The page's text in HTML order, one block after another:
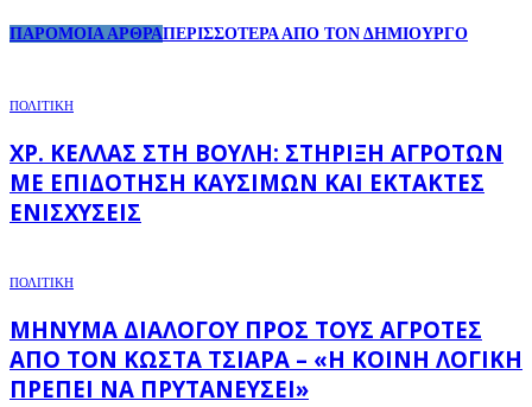
ΠΑΡΟΜΟΙΑ ΑΡΘΡΑΠΕΡΙΣΣΟΤΕΡΑ ΑΠΟ ΤΟΝ ΔΗΜΙΟΥΡΓΟ
ΠΟΛΙΤΙΚΗ
ΧΡ. ΚΈΛΛΑΣ ΣΤΗ ΒΟΥΛΉ: ΣΤΉΡΙΞΗ ΑΓΡΟΤΏΝ
ΜΕ ΕΠΙΔΌΤΗΣΗ ΚΑΥΣΊΜΩΝ ΚΑΙ ΈΚΤΑΚΤΕΣ
ΕΝΙΣΧΎΣΕΙΣ
ΠΟΛΙΤΙΚΗ
ΜΉΝΥΜΑ ΔΙΑΛΌΓΟΥ ΠΡΟΣ ΤΟΥΣ ΑΓΡΌΤΕΣ
ΑΠΌ ΤΟΝ ΚΏΣΤΑ ΤΣΙΆΡΑ – «Η ΚΟΙΝΉ ΛΟΓΙΚΉ
ΠΡΈΠΕΙ ΝΑ ΠΡΥΤΑΝΕΎΣΕΙ»